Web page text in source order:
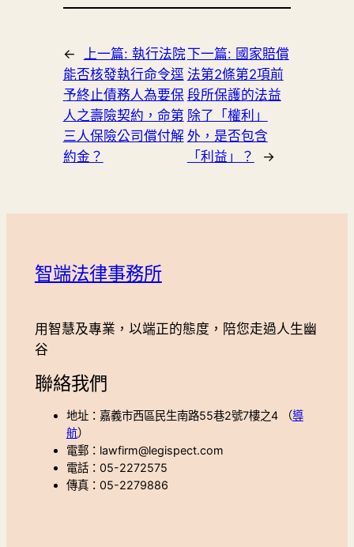
← 上一篇: 執行法院
能否核發執行命令逕
予終止債務人為要保
人之壽險契約，命第
三人保險公司償付解
約金？
下一篇: 國家賠償
法第2條第2項前
段所保護的法益
除了「權利」
外，是否包含
「利益」？
→
智端法律事務所
用智慧及專業，以端正的態度，陪您走過人生幽
谷
聯絡我們
地址：嘉義市西區民生南路55巷2號7樓之4 （導
航）
電郵：lawfirm@legispect.com
電話：05-2272575
傳真：05-2279886